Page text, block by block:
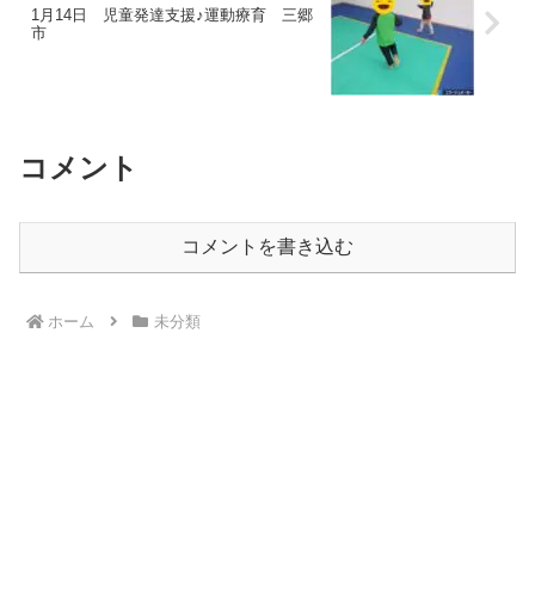
1月14日 児童発達支援♪運動療育 三郷
市
コメント
コメントを書き込む
ホーム 未分類